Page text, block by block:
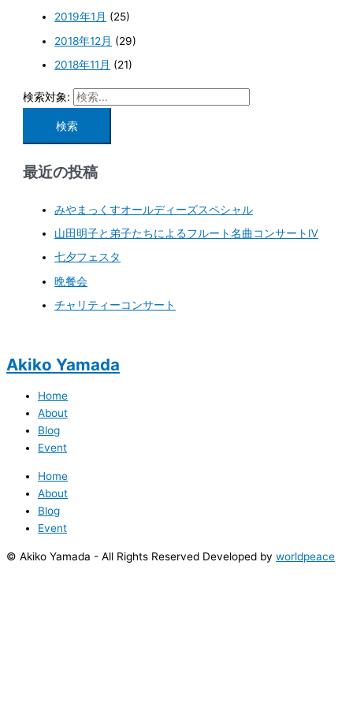
2019年1月 (25)
2018年12月 (29)
2018年11月 (21)
検索対象:
最近の投稿
みやまっくすオールディーズスペシャル
山田明子と弟子たちによるフルート名曲コンサートⅣ
七夕フェスタ
晩餐会
チャリティーコンサート
Akiko Yamada
Home
About
Blog
Event
Home
About
Blog
Event
© Akiko Yamada - All Rights Reserved Developed by worldpeace